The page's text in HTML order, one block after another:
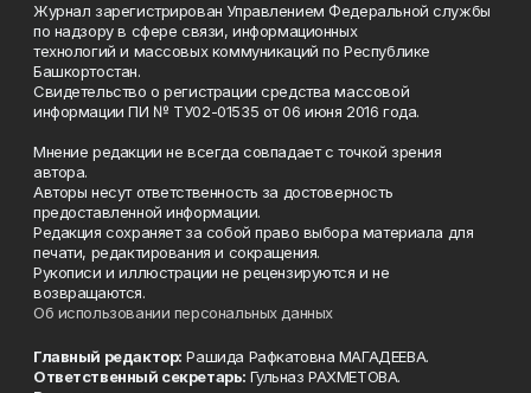
Журнал зарегистрирован Управлением Федеральной службы
по надзору в сфере связи, информационных
технологий и массовых коммуникаций по Республике
Башкортостан.
Свидетельство о регистрации средства массовой
информации ПИ № ТУ02-01535 от 06 июня 2016 года.
Мнение редакции не всегда совпадает с точкой зрения
автора.
Авторы несут ответственность за достоверность
предоставленной информации.
Редакция сохраняет за собой право выбора материала для
печати, редактирования и сокращения.
Рукописи и иллюстрации не рецензируются и не
возвращаются.
Об использовании персональных данных
Главный редактор: Рашида Рафкатовна МАГАДЕЕВА.
Ответственный секретарь: Гульназ РАХМЕТОВА.